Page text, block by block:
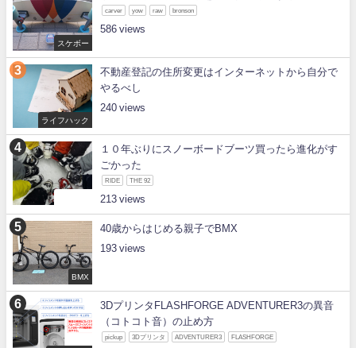
スケボー
carver yow raw bronson
586
ライフハック
不動産登記の住所変更はインターネットから自分で
やるべし
240
１０年ぶりにスノーボードブーツ買ったら進化がす
ごかった
RIDE THE 92
213
BMX
40歳からはじめる親子でBMX
193
3DプリンタFLASHFORGE ADVENTURER3の異音
（コトコト音）の止め方
pickup 3Dプリンタ ADVENTURER3 FLASHFORGE